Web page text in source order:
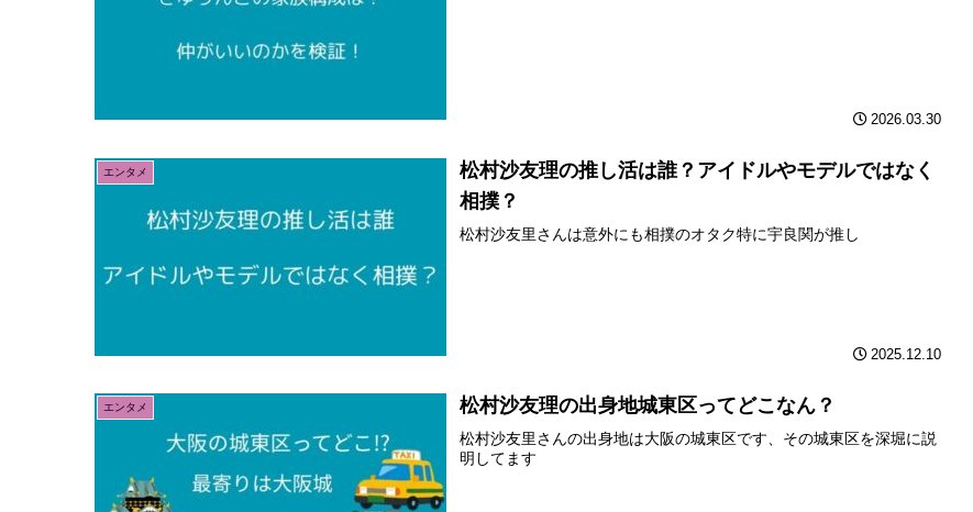
2026.03.30
エンタメ
松村沙友理の推し活は誰？アイドルやモデルではなく
相撲？
松村沙友里さんは意外にも相撲のオタク特に宇良関が推し
2025.12.10
エンタメ 松村沙友理の出身地城東区ってどこなん？
松村沙友里さんの出身地は大阪の城東区です、その城東区を深堀に説
明してます